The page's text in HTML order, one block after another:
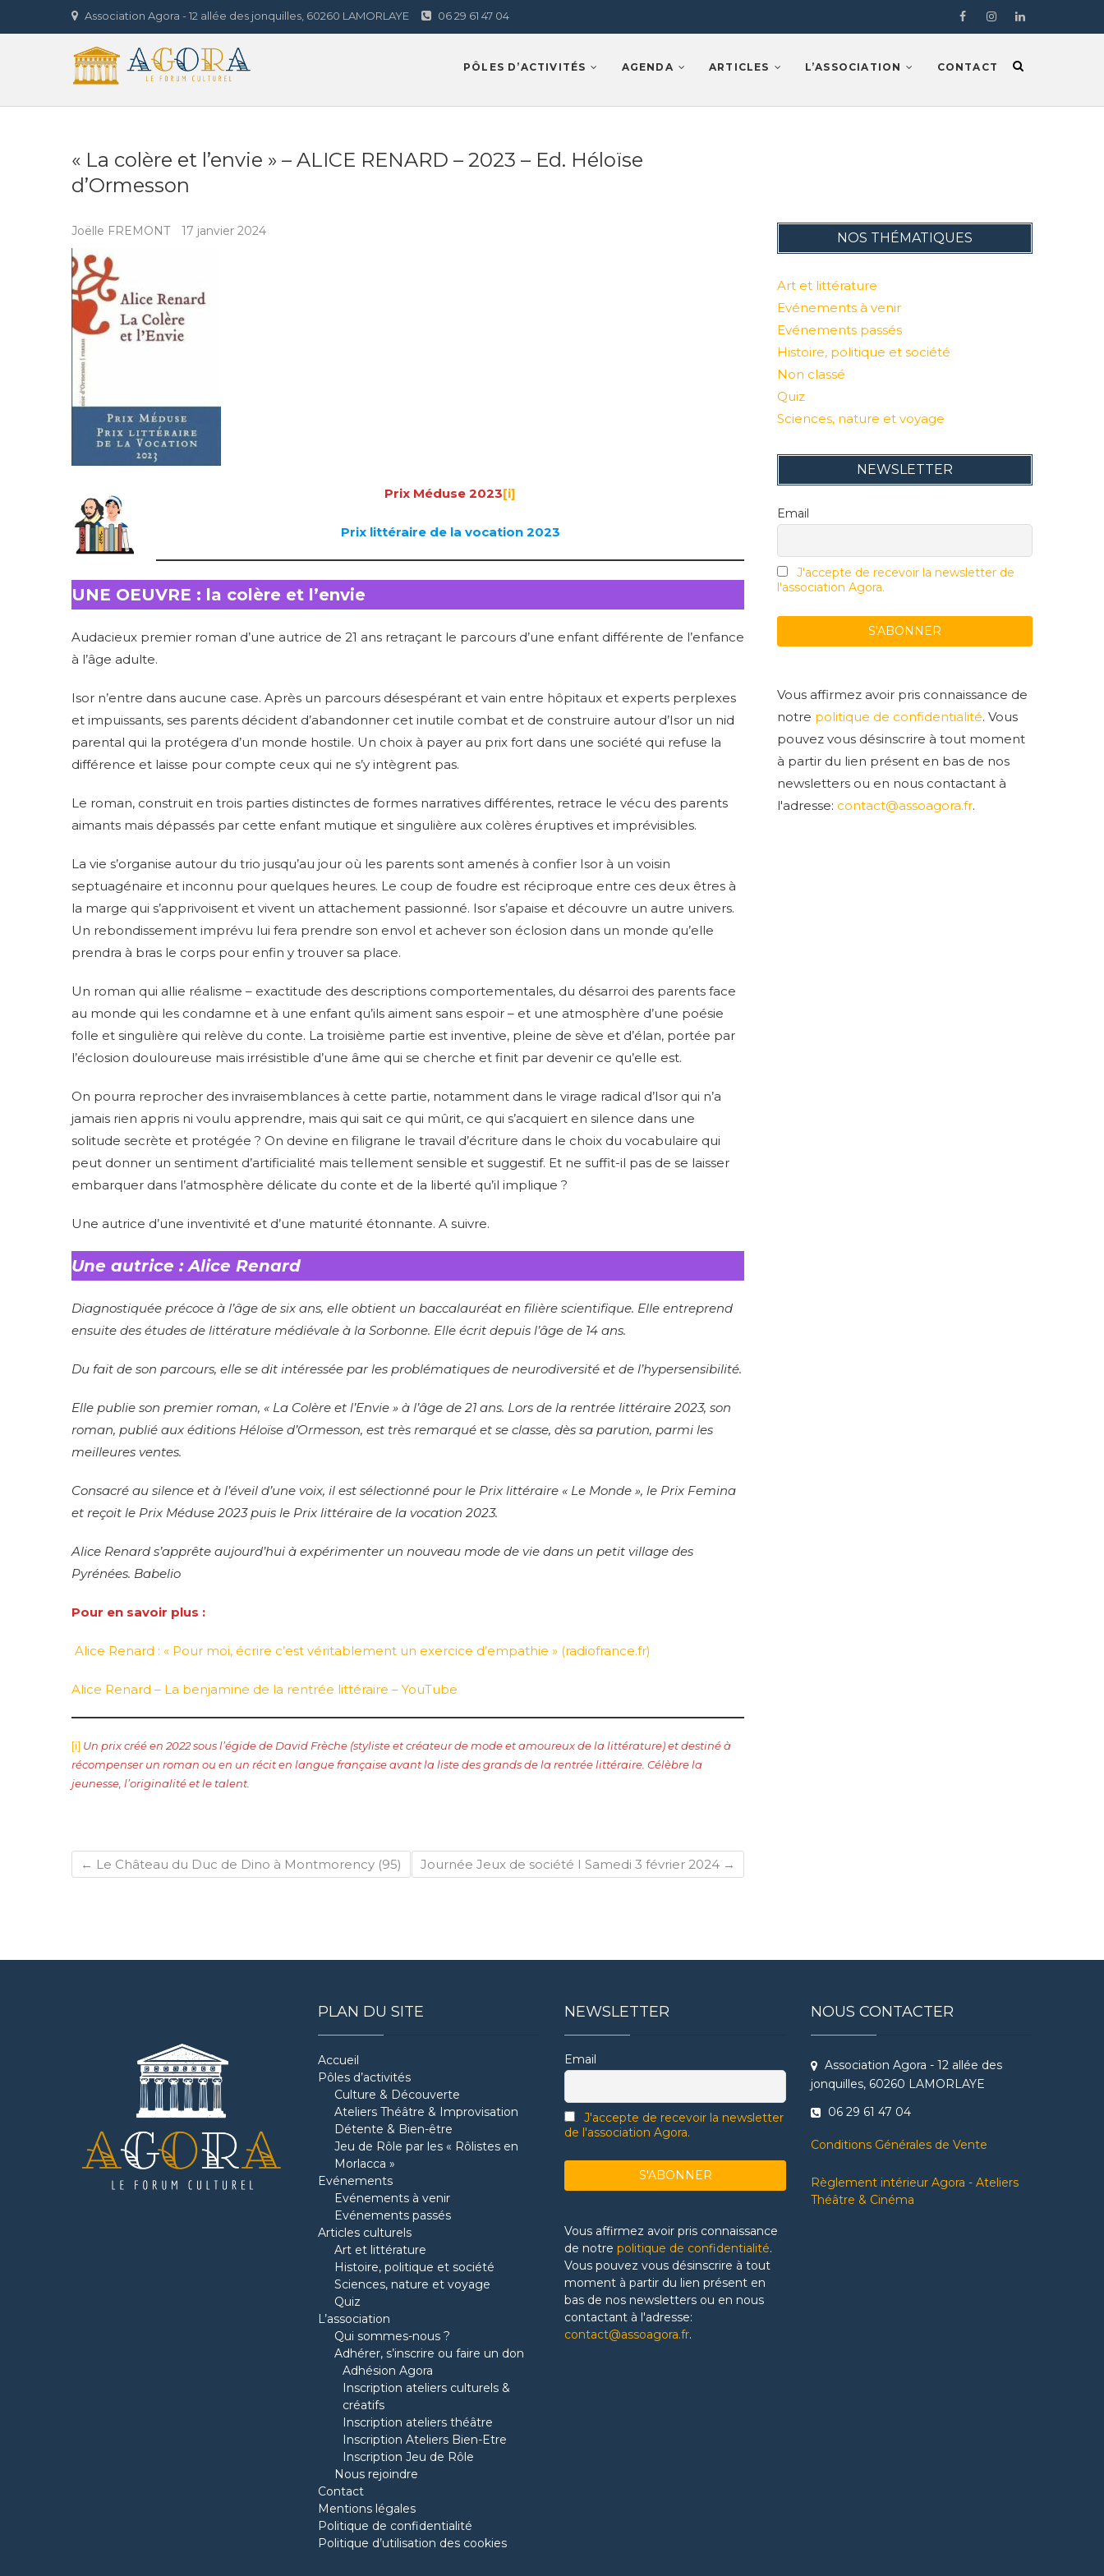
to
Association Agora - 12 allée des jonquilles, 60260 LAMORLAYE 06 29 61 47 04 FacebookInstragramLinkedIn
Agora Lamorlaye
LE FORUM CULTUREL
PÔLES D’ACTIVITÉS AGENDA ARTICLES L’ASSOCIATION CONTACT
« La colère et l’envie » – ALICE RENARD – 2023 – Ed. Héloïse
d’Ormesson
Joëlle FREMONT 17 janvier 2024
Prix Méduse 2023[i]
Prix littéraire de la vocation 2023
UNE OEUVRE : la colère et l’envie
Audacieux premier roman d’une autrice de 21 ans retraçant le parcours d’une enfant différente de l’enfance
à l’âge adulte.
Isor n’entre dans aucune case. Après un parcours désespérant et vain entre hôpitaux et experts perplexes
et impuissants, ses parents décident d’abandonner cet inutile combat et de construire autour d’Isor un nid
parental qui la protégera d’un monde hostile. Un choix à payer au prix fort dans une société qui refuse la
différence et laisse pour compte ceux qui ne s’y intègrent pas.
Le roman, construit en trois parties distinctes de formes narratives différentes, retrace le vécu des parents
aimants mais dépassés par cette enfant mutique et singulière aux colères éruptives et imprévisibles.
La vie s’organise autour du trio jusqu’au jour où les parents sont amenés à confier Isor à un voisin
septuagénaire et inconnu pour quelques heures. Le coup de foudre est réciproque entre ces deux êtres à
la marge qui s’apprivoisent et vivent un attachement passionné. Isor s’apaise et découvre un autre univers.
Un rebondissement imprévu lui fera prendre son envol et achever son éclosion dans un monde qu’elle
prendra à bras le corps pour enfin y trouver sa place.
Un roman qui allie réalisme – exactitude des descriptions comportementales, du désarroi des parents face
au monde qui les condamne et à une enfant qu’ils aiment sans espoir – et une atmosphère d’une poésie
folle et singulière qui relève du conte. La troisième partie est inventive, pleine de sève et d’élan, portée par
l’éclosion douloureuse mais irrésistible d’une âme qui se cherche et finit par devenir ce qu’elle est.
On pourra reprocher des invraisemblances à cette partie, notamment dans le virage radical d’Isor qui n’a
jamais rien appris ni voulu apprendre, mais qui sait ce qui mûrit, ce qui s’acquiert en silence dans une
solitude secrète et protégée ? On devine en filigrane le travail d’écriture dans le choix du vocabulaire qui
peut donner un sentiment d’artificialité mais tellement sensible et suggestif. Et ne suffit-il pas de se laisser
embarquer dans l’atmosphère délicate du conte et de la liberté qu’il implique ?
Une autrice d’une inventivité et d’une maturité étonnante. A suivre.
Une autrice : Alice Renard
Diagnostiquée précoce à l’âge de six ans, elle obtient un baccalauréat en filière scientifique. Elle entreprend
ensuite des études de littérature médiévale à la Sorbonne. Elle écrit depuis l’âge de 14 ans.
Du fait de son parcours, elle se dit intéressée par les problématiques de neurodiversité et de l’hypersensibilité.
Elle publie son premier roman, « La Colère et l’Envie » à l’âge de 21 ans. Lors de la rentrée littéraire 2023, son
roman, publié aux éditions Héloïse d’Ormesson, est très remarqué et se classe, dès sa parution, parmi les
meilleures ventes.
Consacré au silence et à l’éveil d’une voix, il est sélectionné pour le Prix littéraire « Le Monde », le Prix Femina
et reçoit le Prix Méduse 2023 puis le Prix littéraire de la vocation 2023.
Alice Renard s’apprête aujourd’hui à expérimenter un nouveau mode de vie dans un petit village des
Pyrénées. Babelio
Pour en savoir plus :
Alice Renard : « Pour moi, écrire c’est véritablement un exercice d’empathie » (radiofrance.fr)
Alice Renard – La benjamine de la rentrée littéraire – YouTube
[i] Un prix créé en 2022 sous l’égide de David Frèche (styliste et créateur de mode et amoureux de la littérature) et destiné à
récompenser un roman ou en un récit en langue française avant la liste des grands de la rentrée littéraire. Célèbre la
jeunesse, l’originalité et le talent.
← Le Château du Duc de Dino à Montmorency (95) Journée Jeux de société I Samedi 3 février 2024 →
NOS THÉMATIQUES
Art et littérature
Evénements à venir
Evénements passés
Histoire, politique et société
Non classé
Quiz
Sciences, nature et voyage
NEWSLETTER
Email
J'accepte de recevoir la newsletter de
l'association Agora.
Vous affirmez avoir pris connaissance de
notre politique de confidentialité. Vous
pouvez vous désinscrire à tout moment
à partir du lien présent en bas de nos
newsletters ou en nous contactant à
l'adresse: contact@assoagora.fr.
PLAN DU SITE
Accueil
Pôles d’activités
Culture & Découverte
Ateliers Théâtre & Improvisation
Détente & Bien-être
Jeu de Rôle par les « Rôlistes en
Morlacca »
Evénements
Evénements à venir
Evénements passés
Articles culturels
Art et littérature
Histoire, politique et société
Sciences, nature et voyage
Quiz
L’association
Qui sommes-nous ?
Adhérer, s’inscrire ou faire un don
Adhésion Agora
Inscription ateliers culturels &
créatifs
Inscription ateliers théâtre
Inscription Ateliers Bien-Etre
Inscription Jeu de Rôle
Nous rejoindre
Contact
Mentions légales
Politique de confidentialité
Politique d’utilisation des cookies
NEWSLETTER
Email
J'accepte de recevoir la newsletter
de l'association Agora.
Vous affirmez avoir pris connaissance
de notre politique de confidentialité.
Vous pouvez vous désinscrire à tout
moment à partir du lien présent en
bas de nos newsletters ou en nous
contactant à l'adresse:
contact@assoagora.fr.
NOUS CONTACTER
Association Agora - 12 allée des
jonquilles, 60260 LAMORLAYE
06 29 61 47 04
Conditions Générales de Vente
Règlement intérieur Agora - Ateliers
Théâtre & Cinéma